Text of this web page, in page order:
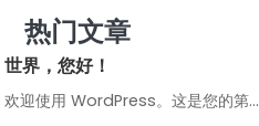
热门文章
世界，您好！
欢迎使用 WordPress。这是您的第…